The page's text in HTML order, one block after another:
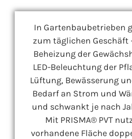
In Gartenbaubetrieben
zum täglichen Geschäft
Beheizung der
LED-Beleuchtung der
Lüftung, Bewässerung
Bedarf an Strom und
und schwankt je nach
Mit PRISMA® PVT
vorhandene Fläche